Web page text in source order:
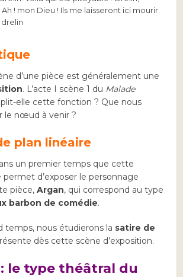
! mon Dieu ! Ils me laisseront ici mourir.
drelin
d’une pièce est généralement une
. L’acte I scène 1 du Malade
elle cette fonction ? Que nous
le nœud à venir ?
plan linéaire
un premier temps que cette
d’exposer le personnage
pièce,Argan, qui correspond au type
barbon de comédie.
temps, nous étudierons la satire de
dès cette scène d’exposition.
: le type théâtral du